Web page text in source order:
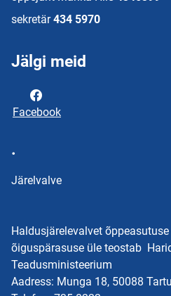
sekretär 434 5970
Jälgi meid
Facebook
.
Järelvalve
Haldusjärelevalvet
õiguspärasuse üle teostab
Teadusministeerium
Aadress: Munga 18, 50088 Tartu